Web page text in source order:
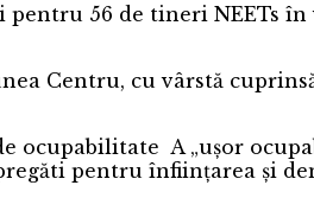
56 de tineri NEETs
Centru, cu vârstă
ocupabilitate A „ușor
pentru înființarea și